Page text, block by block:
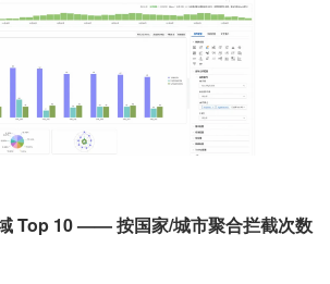
Top 10 —— 按国家/城市聚合拦截次数